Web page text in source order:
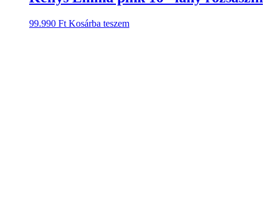
99.990 Ft Kosárba teszem